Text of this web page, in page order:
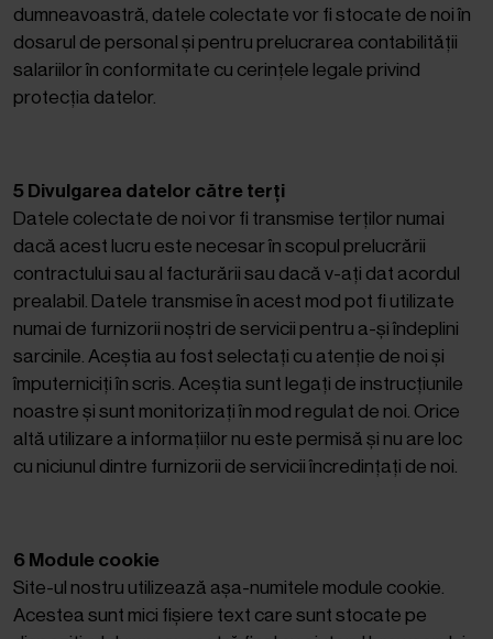
dumneavoastră, datele colectate vor fi stocate de noi în
dosarul de personal și pentru prelucrarea contabilității
salariilor în conformitate cu cerințele legale privind
protecția datelor.
5 Divulgarea datelor către terți
Datele colectate de noi vor fi transmise terților numai
dacă acest lucru este necesar în scopul prelucrării
contractului sau al facturării sau dacă v-ați dat acordul
prealabil. Datele transmise în acest mod pot fi utilizate
numai de furnizorii noștri de servicii pentru a-și îndeplini
sarcinile. Aceștia au fost selectați cu atenție de noi și
împuterniciți în scris. Aceștia sunt legați de instrucțiunile
noastre și sunt monitorizați în mod regulat de noi. Orice
altă utilizare a informațiilor nu este permisă și nu are loc
cu niciunul dintre furnizorii de servicii încredințați de noi.
6 Module cookie
Site-ul nostru utilizează așa-numitele module cookie.
Acestea sunt mici fișiere text care sunt stocate pe